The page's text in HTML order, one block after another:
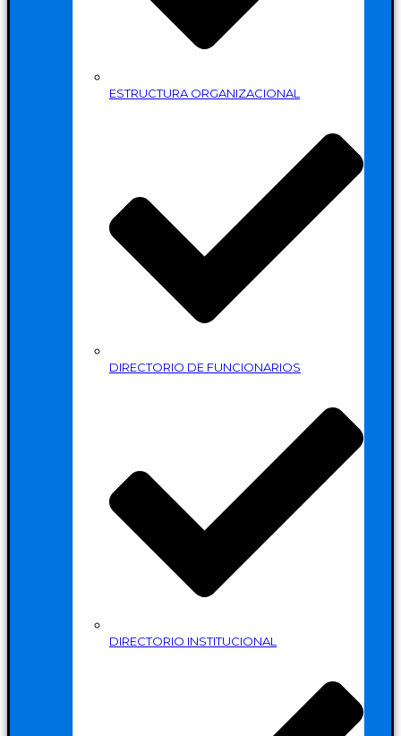
ESTRUCTURA ORGANIZACIONAL
DIRECTORIO DE FUNCIONARIOS
DIRECTORIO INSTITUCIONAL